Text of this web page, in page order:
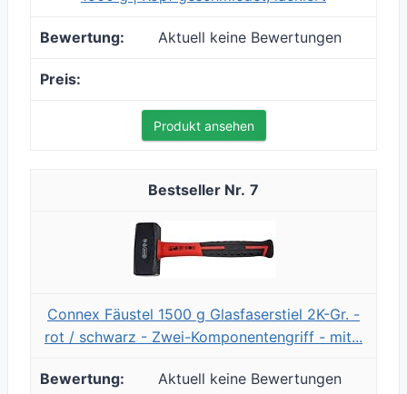
Aktuell keine Bewertungen
Produkt ansehen
7
Connex Fäustel 1500 g Glasfaserstiel 2K-Gr. -
rot / schwarz - Zwei-Komponentengriff - mit...
Aktuell keine Bewertungen